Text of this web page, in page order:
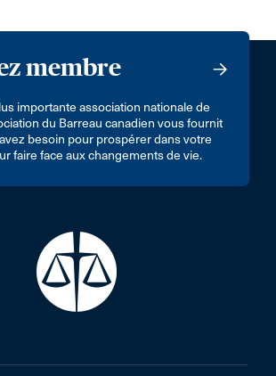
membre
importante association nationale de
du Barreau canadien vous fournit
besoin pour prospérer dans votre
faire face aux changements de vie.